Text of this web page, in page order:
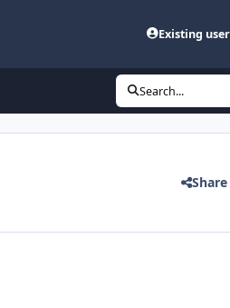
Existing
Search...
Share